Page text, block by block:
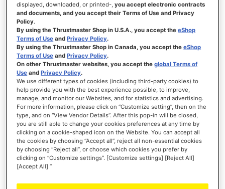
T248 (XBOX / PC)
displayed, downloaded, or printed-,you accept electronic contracts
and documents, and you accept their Terms of Use and Privacy
Policy.
By using the Thrustmaster Shop in U.S.A., you accept theeShop
Terms of Use andPrivacy Policy.
By using the Thrustmaster Shop in Canada, you accept theeShop
Terms of Use andPrivacy Policy.
On other Thrustmaster websites, you accept theglobal Terms of
Use andPrivacy Policy.
We use different types of cookies (including third-party cookies) to
help provide you with the best experience possible, to improve,
manage, and monitor our Websites, and for statistics and advertising.
For more information, please click on “Customize setting”, then on the
type, and on “View Vendor Details”. After this pop-in will be closed,
you are still able to change your cookies preferences at any time by
clicking on a cookie-shaped icon on the Website. You can accept all
the cookies by choosing “Accept all”, reject all non-essential cookies
by choosing “Reject all”, or choose which cookies you prefer by
clicking on “Customize settings”. [Customize settings] [Reject All]
[Accept All] ”